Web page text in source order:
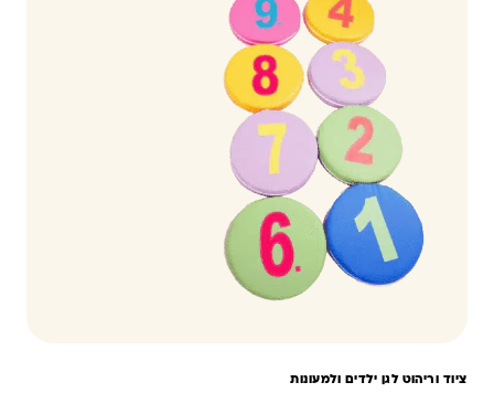
ציוד וריהוט לגן ילדים ולמעונות